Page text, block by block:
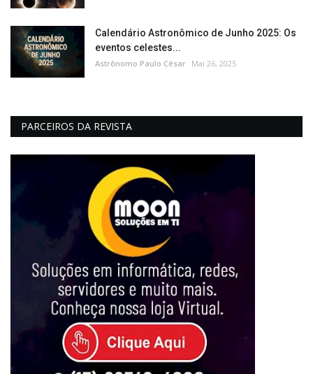
Calendário Astronômico de Junho 2025: Os
eventos celestes...
Astrônomo Paulo César Mai 26, 2025
PARCEIROS DA REVISTA